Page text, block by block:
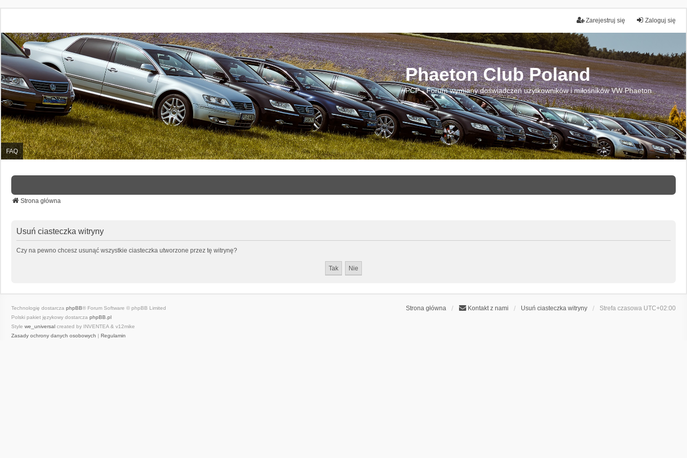
Zaloguj się
Zarejestruj się
Phaeton Club Poland
PCP - Forum wymiany doświadczeń użytkowników i miłośników VW Phaeton
FAQ
Strona główna
Usuń ciasteczka witryny
Czy na pewno chcesz usunąć wszystkie ciasteczka utworzone przez tę witrynę?
Strona główna Kontakt z nami Usuń ciasteczka witryny Strefa czasowa UTC+02:00
Technologię dostarcza phpBB® Forum Software © phpBB Limited
Polski pakiet językowy dostarcza phpBB.pl
Style we_universal created by INVENTEA & v12mike
Zasady ochrony danych osobowych | Regulamin